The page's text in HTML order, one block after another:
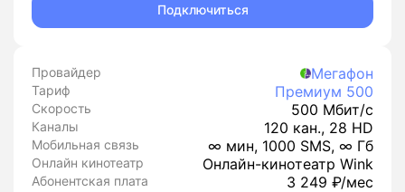
Подключиться
Провайдер Мегафон
Тариф Премиум 500
Скорость 500 Мбит/с
Каналы 120 кан., 28 HD
Мобильная связь ∞ мин, 1000 SMS, ∞ Гб
Онлайн кинотеатр Онлайн-кинотеатр Wink
Абонентская плата 3 249 ₽/мес